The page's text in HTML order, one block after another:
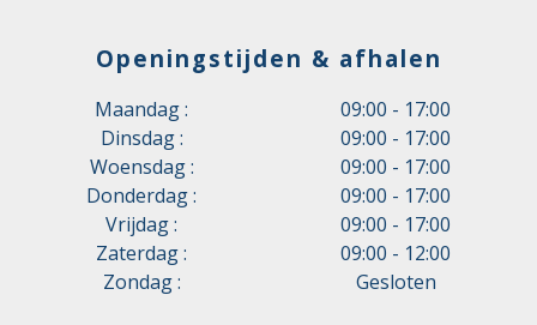
Openingstijden & afhalen
Maandag :
09:00 - 17:00
Dinsdag :
09:00 - 17:00
Woensdag :
09:00 - 17:00
Donderdag :
09:00 - 17:00
Vrijdag :
09:00 - 17:00
Zaterdag :
09:00 - 12:00
Zondag :
Gesloten